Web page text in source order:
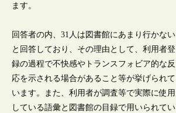
ます。
回答者の内、31人は図書館にあまり行かない
と回答しており、その理由として、利用者登
録の過程で不快感やトランスフォビア的な反
応を示される場合があること等が挙げられて
います。また、利用者が調査等で実際に使用
している語彙と図書館の目録で用いられてい